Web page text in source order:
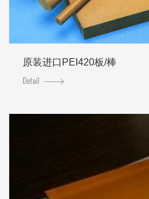
原装进口PEI420板/棒